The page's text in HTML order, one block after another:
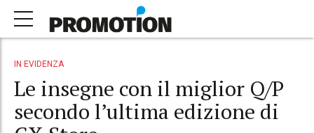
IN EVIDENZA
Le insegne con il miglior Q/P
secondo l’ultima edizione di